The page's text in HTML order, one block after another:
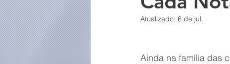
Atualizado: 6 de jul.
Ainda na família das